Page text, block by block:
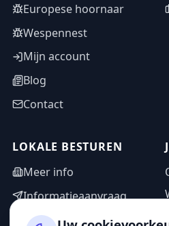
Europese hoornaar
Wespennest
Mijn account
Blog
Contact
LOKALE BESTUREN
Meer info
Informatieaanvraag
Adminzone